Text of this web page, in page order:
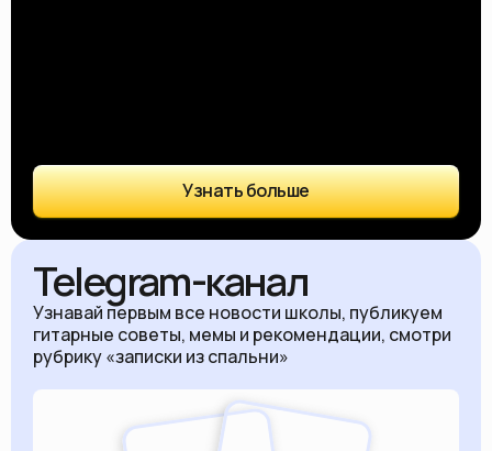
Узнать больше
Telegram-канал
Узнавай первым все новости школы, публикуем
гитарные советы, мемы и рекомендации, смотри
рубрику «записки из спальни»